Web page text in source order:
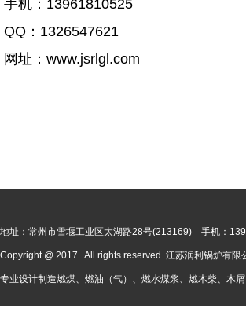
手机：13961810525
QQ：1326547621
网址：www.jsrlgl.com
地址：常州市雪堰工业区太湖路28号(213169) 手机：
Copyright @ 2017 . All rights reserved. 江苏润利锅炉有限
专业设计制造燃煤、燃油（气）、燃水煤浆、燃木柴、木